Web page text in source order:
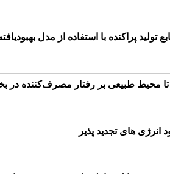
تولید پراکنده با استفاده از مدل
تا محیط طبیعی بر رفتار مصرف‌‌کننده
های تجدید پذیر